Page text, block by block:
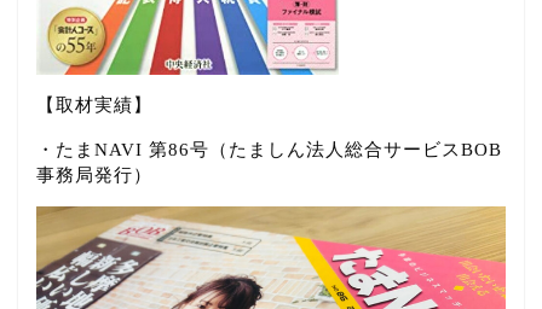
【取材実績】
・たまNAVI 第86号（たましん法人総合サービスBOB
事務局発行）